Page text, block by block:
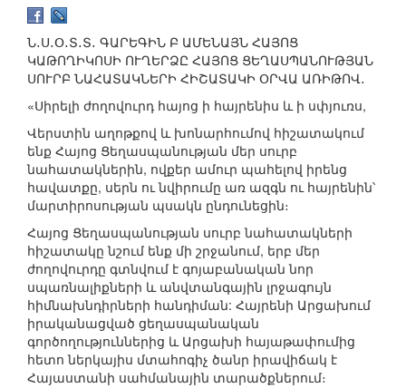
Ն․Ս․Օ․Տ․Տ․ ԳԱՐԵԳԻՆ Բ ԱՄԵՆԱՅՆ ՀԱՅՈՑ
ԿԱԹՈՂԻԿՈՍԻ ՈՒՂԵՐՁԸ ՀԱՅՈՑ ՑԵՂԱՍՊԱՆՈՒԹՅԱՆ
ՍՈՒՐԲ ՆԱՀԱՏԱԿՆԵՐԻ ՀԻՇԱՏԱԿԻ ՕՐՎԱ ԱՌԻԹՈՎ․
«Սիրելի ժողովուրդ հայոց ի հայրենիս և ի սփյուռս,
Վերստին աղոթքով և խոնարհումով հիշատակում
ենք Հայոց Ցեղասպանության մեր սուրբ
նահատակներին, ովքեր ամուր պահելով իրենց
հավատքը, սերն ու նվիրումը առ ազգն ու հայրենին՝
մարտիրոսության պսակն ընդունեցին։
Հայոց Ցեղասպանության սուրբ նահատակների
հիշատակը նշում ենք մի շրջանում, երբ մեր
ժողովուրդը գտնվում է գոյաբանական նոր
սպառնալիքների և անվտանգային լրջագույն
հիմնախնդիրների հանդիման: Հայրենի Արցախում
իրականացված ցեղասպանական
գործողություններից և Արցախի հայաթափումից
հետո ներկայիս մտահոգիչ ծանր իրավիճակ է
Հայաստանի սահմանային տարածքներում։